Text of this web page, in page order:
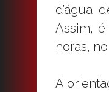
d’água
Assim,
horas,
A